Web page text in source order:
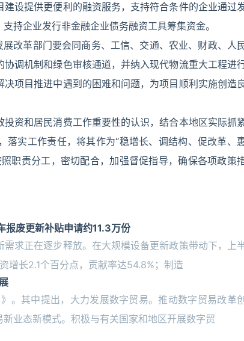
设提供更便利的融资服务，支持符合条件的企业通过
持企业发行非金融企业债务融资工具筹集资金。
改革部门要会同商务、工信、交通、农业、财政、人
调机制和绿色审核通道，并纳入现代物流重大工程进
项目推进中遇到的困难和问题，为项目顺利实施创造
资和居民消费工作重要性的认识，结合本地区实际抓
实工作责任，将其作为“稳增长、调结构、促改革、
职责分工，密切配合，加强督促指导，确保各项政策
报废更新补贴申请约11.3万份
求正在逐步释放。在大规模设备更新政策带动下，上
增长2.1个百分点，贡献率达54.8%；制造
。其中提出，大力发展数字贸易。推动数字贸易改革创
业态新模式。积极与有关国家和地区开展数字贸